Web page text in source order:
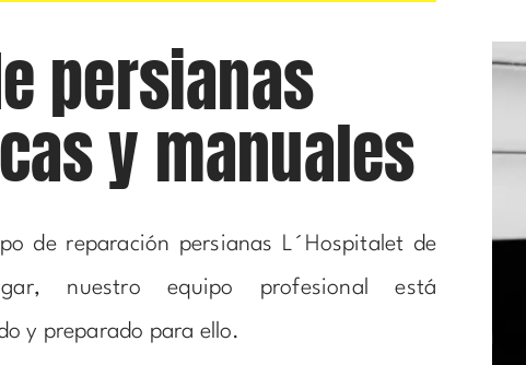
persianas
y manuales
de reparación persianas L´Hospitalet de
nuestro equipo profesional está
y preparado para ello.